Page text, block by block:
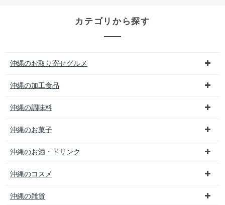
カテゴリから探す
沖縄のお取り寄せグルメ
沖縄の加工食品
沖縄の調味料
沖縄のお菓子
沖縄のお酒・ドリンク
沖縄のコスメ
沖縄の雑貨